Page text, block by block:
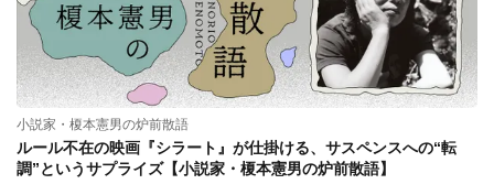
小説家・榎本憲男の炉前散語
ルール不在の映画『シラート』が仕掛ける、サスペンスへの“転
調”というサプライズ【小説家・榎本憲男の炉前散語】